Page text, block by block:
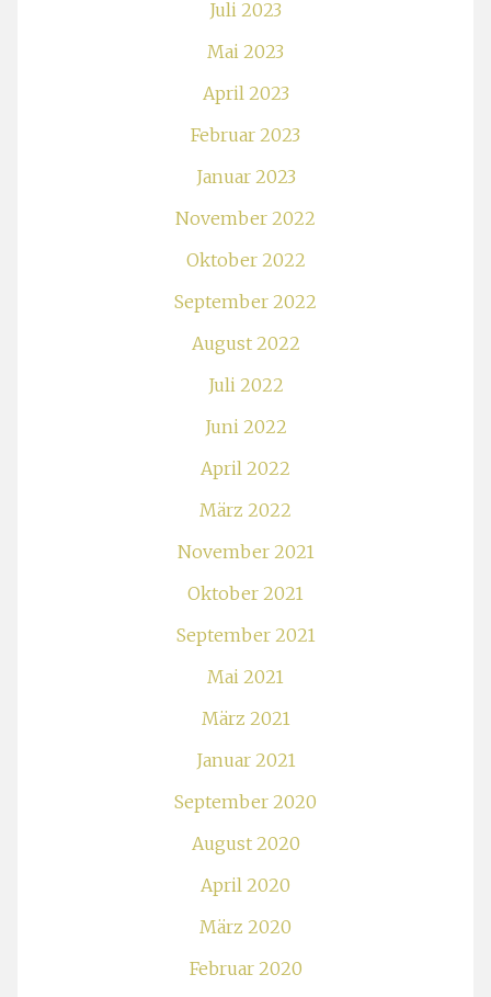
Juli 2023
Mai 2023
April 2023
Februar 2023
Januar 2023
November 2022
Oktober 2022
September 2022
August 2022
Juli 2022
Juni 2022
April 2022
März 2022
November 2021
Oktober 2021
September 2021
Mai 2021
März 2021
Januar 2021
September 2020
August 2020
April 2020
März 2020
Februar 2020